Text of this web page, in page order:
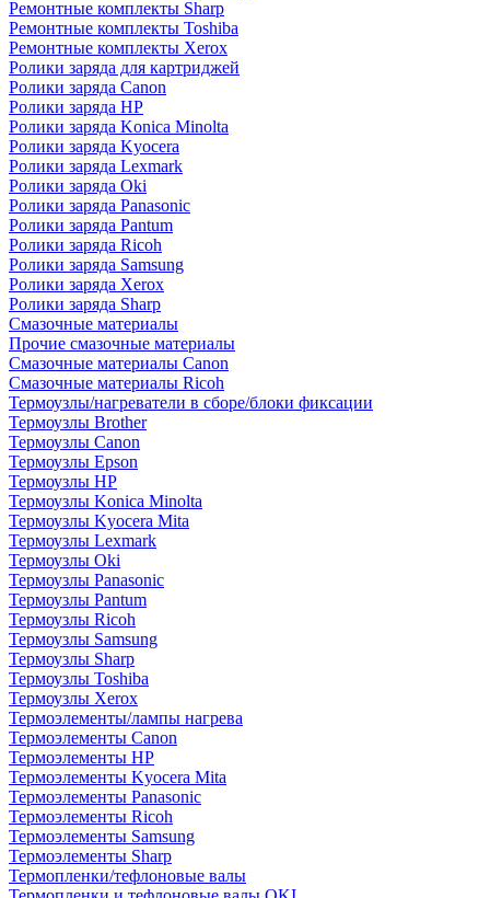
Ремонтные комплекты Sharp
Ремонтные комплекты Toshiba
Ремонтные комплекты Xerox
Ролики заряда для картриджей
Ролики заряда Canon
Ролики заряда HP
Ролики заряда Konica Minolta
Ролики заряда Kyocera
Ролики заряда Lexmark
Ролики заряда Oki
Ролики заряда Panasonic
Ролики заряда Pantum
Ролики заряда Ricoh
Ролики заряда Samsung
Ролики заряда Xerox
Ролики заряда Sharp
Смазочные материалы
Прочие смазочные материалы
Смазочные материалы Canon
Смазочные материалы Ricoh
Термоузлы/нагреватели в сборе/блоки фиксации
Термоузлы Brother
Термоузлы Canon
Термоузлы Epson
Термоузлы HP
Термоузлы Konica Minolta
Термоузлы Kyocera Mita
Термоузлы Lexmark
Термоузлы Oki
Термоузлы Panasonic
Термоузлы Pantum
Термоузлы Ricoh
Термоузлы Samsung
Термоузлы Sharp
Термоузлы Toshiba
Термоузлы Xerox
Термоэлементы/лампы нагрева
Термоэлементы Canon
Термоэлементы HP
Термоэлементы Kyocera Mita
Термоэлементы Panasonic
Термоэлементы Ricoh
Термоэлементы Samsung
Термоэлементы Sharp
Термопленки/тефлоновые валы